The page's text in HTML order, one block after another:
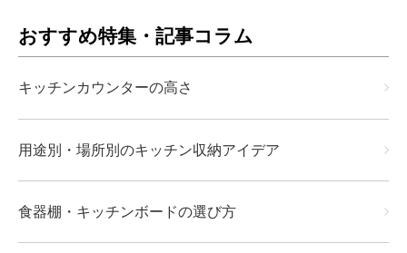
おすすめ特集・記事コラム
キッチンカウンターの高さ
用途別・場所別のキッチン収納アイデア
食器棚・キッチンボードの選び方